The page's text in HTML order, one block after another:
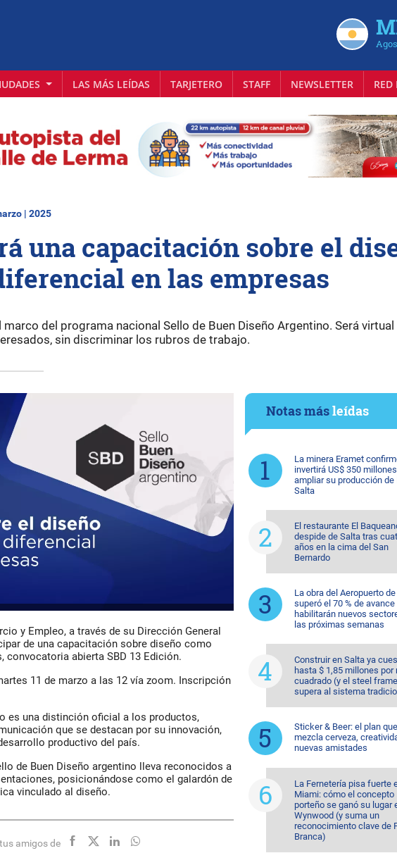
LAS MÁS LEÍDAS TARJETERO STAFF NEWSLETTER
| 2025
una capacitación sobre el
en las empresas
del programa nacional Sello de Buen Diseño Argentino. Será virtual
sin discriminar los rubros de trabajo.
y Empleo, a través de su Dirección General
de una capacitación sobre diseño como
convocatoria abierta SBD 13 Edición.
11 de marzo a las 12 vía zoom. Inscripción
es una distinción oficial a los productos,
que se destacan por su innovación,
productivo del país.
de Buen Diseño argentino lleva reconocidos a
posicionándose como el galardón de
vinculado al diseño.
amigos de
Notas másleídas
La minera Eramet
invertirá US$ 350
ampliar su producción de
Salta
El restaurante El
despide de Salta tras
años en la cima del San
Bernardo
La obra del Aeropuerto
superó el 70 % de avance
habilitarán nuevos
las próximas semanas
Construir en Salta ya
hasta $ 1,85 millones por
cuadrado (y el steel frame
supera al sistema
Sticker & Beer: el plan que
mezcla cerveza,
nuevas amistades
La Fernetería pisa fuerte
Miami: cómo el concepto
porteño se ganó su lugar
Wynwood (y suma un
reconocimiento clave de
Branca)